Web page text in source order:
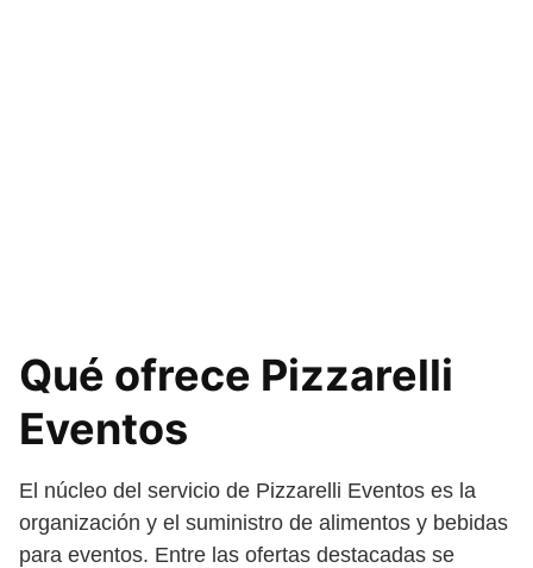
Qué ofrece Pizzarelli
Eventos
El núcleo del servicio de Pizzarelli Eventos es la
organización y el suministro de alimentos y bebidas
para eventos. Entre las ofertas destacadas se